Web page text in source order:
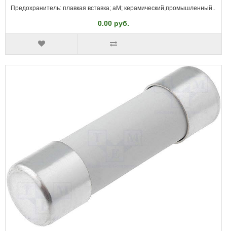
Предохранитель: плавкая вставка; aM; керамический,промышленный..
0.00 руб.